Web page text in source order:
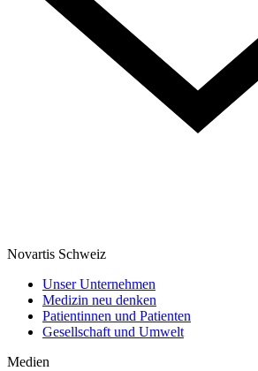
Novartis Schweiz
Unser Unternehmen
Medizin neu denken
Patientinnen und Patienten
Gesellschaft und Umwelt
Medien